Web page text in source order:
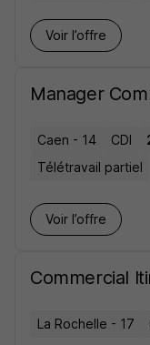
Voir l’offre
Manager
Caen - 14 CDI
Télétravail partiel
Voir l’offre
Commercial
La Rochelle - 17